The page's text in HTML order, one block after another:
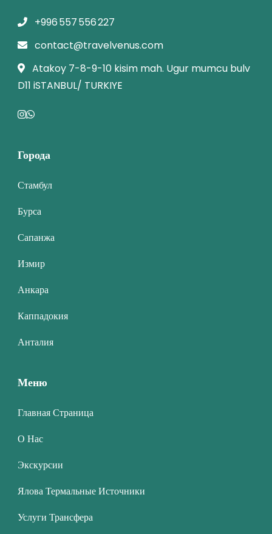
+996 557 556 227
contact@travelvenus.com
Atakoy 7-8-9-10 kisim mah. Ugur mumcu bulv
D11 iSTANBUL/ TURKIYE
Города
Стамбул
Бурса
Сапанжа
Измир
Анкара
Каппадокия
Анталия
Меню
Главная Страница
О Нас
Экскурсии
Ялова Термальные Источники
Услуги Трансфера